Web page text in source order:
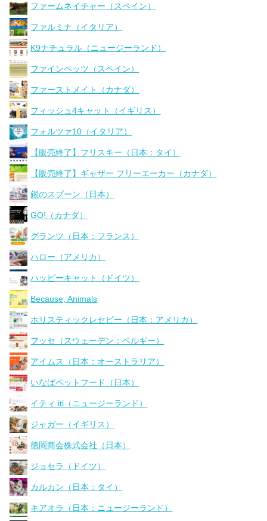
ファームネイチャー（スペイン）
ファルミナ（イタリア）
K9ナチュラル（ニュージーランド）
ファインペッツ（スペイン）
ファーストメイト（カナダ）
フィッシュ4キャット（イギリス）
フォルツァ10（イタリア）
【販売終了】フリスキー（日本：タイ）
【販売終了】ギャザー フリーエーカー（カナダ）
銀のスプーン（日本）
GO!（カナダ）
グランツ（日本：フランス）
ハロー（アメリカ）
ハッピーキャット（ドイツ）
Because, Animals
ホリスティックレセピー（日本：アメリカ）
フッセ（スウェーデン：ベルギー）
アイムス（日本：オーストラリア）
いなばペットフード（日本）
イティ iti（ニュージーランド）
ジャガー（イギリス）
徳岡商会株式会社（日本）
ジョセラ（ドイツ）
カルカン（日本：タイ）
キアオラ（日本：ニュージーランド）